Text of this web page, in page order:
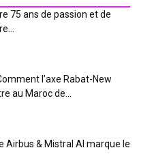
75 ans de passion et de
l’axe Rabat-New
au Maroc de...
Airbus & Mistral AI marque le